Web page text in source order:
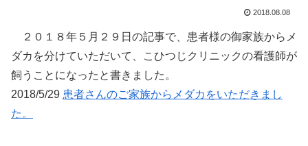
2018.08.08
２０１８年５月２９日の記事で、患者様の御家族からメ
ダカを分けていただいて、こひつじクリニックの看護師が
飼うことになったと書きました。
2018/5/29 患者さんのご家族からメダカをいただきまし
た。